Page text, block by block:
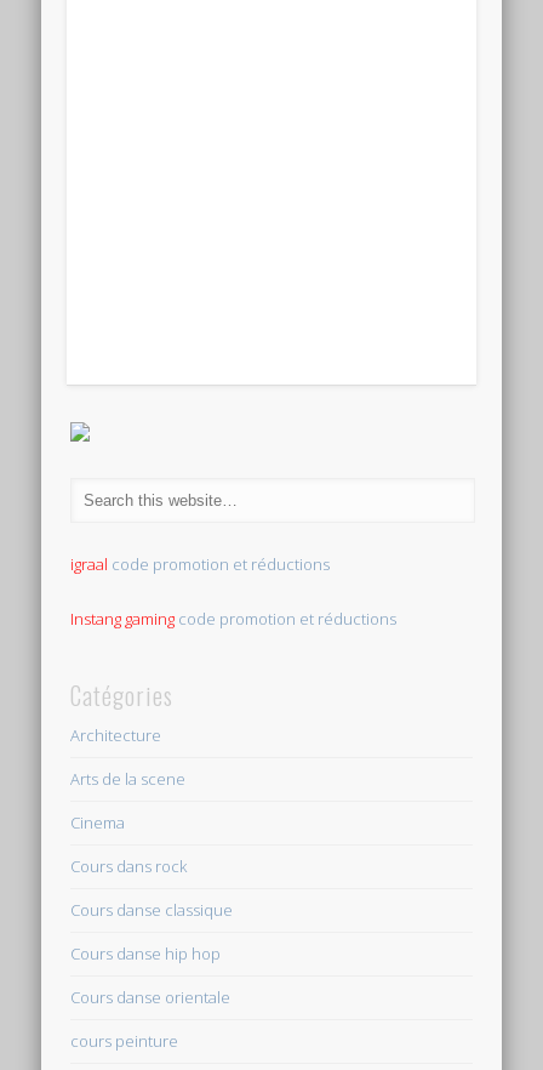
igraal code promotion et réductions
Instang gaming code promotion et réductions
Catégories
Architecture
Arts de la scene
Cinema
Cours dans rock
Cours danse classique
Cours danse hip hop
Cours danse orientale
cours peinture